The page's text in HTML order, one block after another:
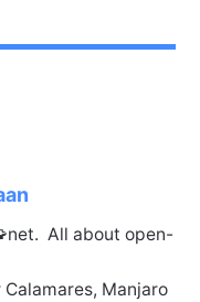
All about open-
Manjaro